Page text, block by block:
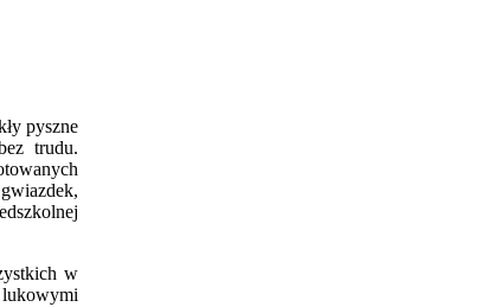
pyszne
trudu.
w